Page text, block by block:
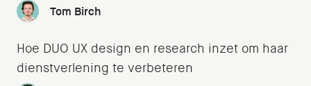
Tom Birch
Hoe DUO UX design en research inzet om haar
dienstverlening te verbeteren